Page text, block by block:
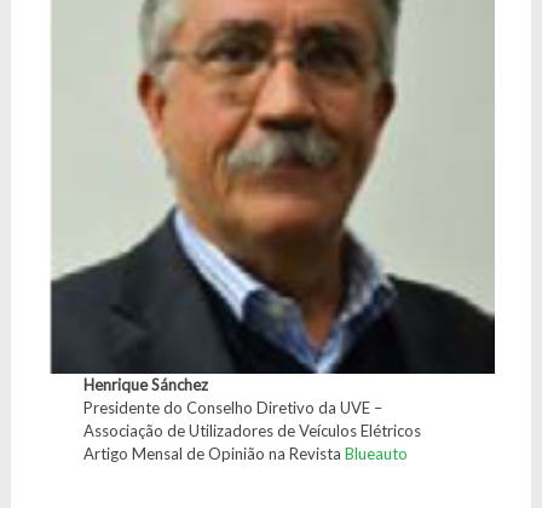
Henrique Sánchez
Presidente do Conselho Diretivo da UVE –
Associação de Utilizadores de Veículos Elétricos
Artigo Mensal de Opinião na Revista Blueauto